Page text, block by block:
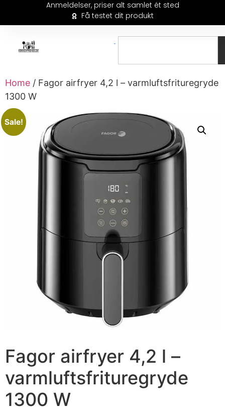
Anmeldelser, priser alt samlet ét sted
Få testet dit produkt
Home / Fagor airfryer 4,2 l – varmluftsfrituregryde
1300 W
Sale!
Fagor airfryer 4,2 l –
varmluftsfrituregryde
1300 W